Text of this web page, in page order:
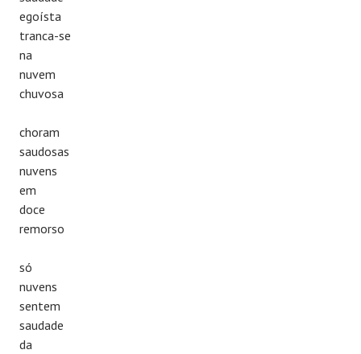
egoísta
tranca-se
na
nuvem
chuvosa
choram
saudosas
nuvens
em
doce
remorso
só
nuvens
sentem
saudade
da